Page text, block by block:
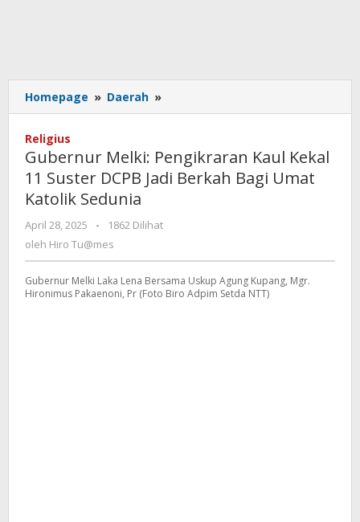
Homepage » Daerah »
Melki:
Kekal
11
Bagi
Umat
Katolik
Religius
Gubernur Melki: Pengikraran Kaul Kekal
11 Suster DCPB Jadi Berkah Bagi Umat
Katolik Sedunia
April 28, 2025
oleh
-
1862 Dilihat
oleh Hiro Tu@mes
Gubernur Melki Laka Lena Bersama Uskup Agung Kupang, Mgr.
Hironimus Pakaenoni, Pr (Foto Biro Adpim Setda NTT)